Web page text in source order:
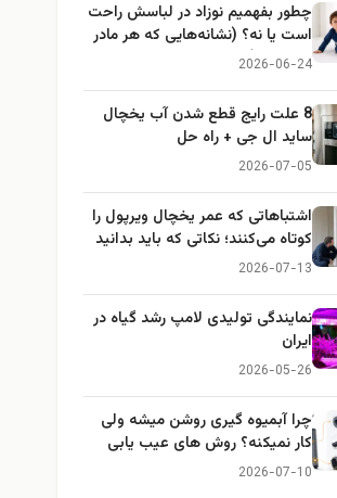
چطور بفهمیم نوزاد در لباسش راحت
است یا نه؟ (نشانه‌هایی که هر مادر
باید بداند)
2026-06-24
8 علت رایج قطع شدن آب یخچال
ساید ال جی + راه حل
2026-07-05
اشتباهاتی که عمر یخچال ویرپول را
کوتاه می‌کنند؛ نکاتی که باید بدانید
2026-07-13
نمایندگی تولیدی لامپ رشد گیاه در
ایران
2026-05-26
چرا آبمیوه گیری روشن میشه ولی
کار نمیکنه؟ روش های عیب یابی
2026-07-10